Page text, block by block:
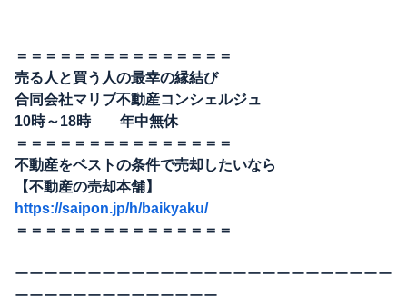
＝＝＝＝＝＝＝＝＝＝＝＝＝＝＝
売る人と買う人の最幸の縁結び
合同会社マリブ不動産コンシェルジュ
10時～18時 年中無休
＝＝＝＝＝＝＝＝＝＝＝＝＝＝＝
不動産をベストの条件で売却したいなら
【不動産の売却本舗】
https://saipon.jp/h/baikyaku/
＝＝＝＝＝＝＝＝＝＝＝＝＝＝＝
ーーーーーーーーーーーーーーーーーーーーーーーーーー
ーーーーーーーーーーーーーー